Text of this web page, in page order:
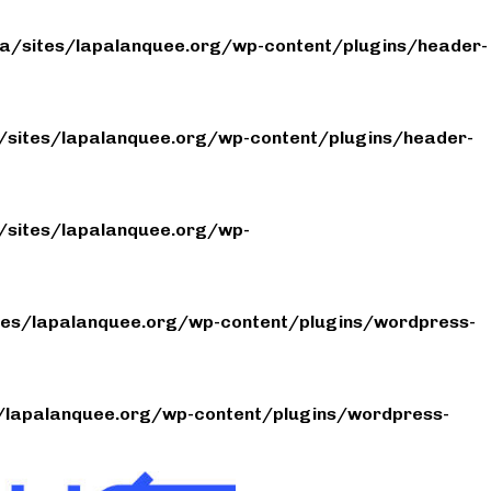
sites/lapalanquee.org/wp-content/plugins/header-
lapalanquee.org/wp-content/plugins/header-
lapalanquee.org/wp-
lapalanquee.org/wp-content/plugins/wordpress-
wp-content/plugins/wordpress-